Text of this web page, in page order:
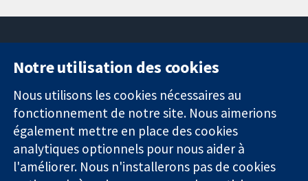
Des données
probantes.
Des décisions
éclairées.
Une meilleure
11-13 Cavendish
Square
Londres
W1G0AN
Royaume-Uni
nous
Actualités
presse
Qui sommes-
nous
Notre utilisation des cookies
Nous utilisons les cookies nécessaires au
fonctionnement de notre site. Nous aimerions
également mettre en place des cookies
analytiques optionnels pour nous aider à
l'améliorer. Nous n'installerons pas de cookies